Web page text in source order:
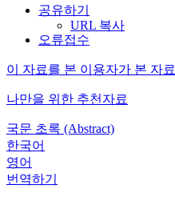
공유하기
URL 복사
오류접수
이 자료를 본 이용자가 본 자료
나만을 위한 추천자료
국문 초록 (Abstract)
한국어
영어
번역하기